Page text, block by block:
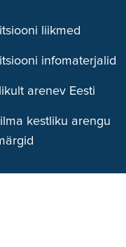
liikmed
infomaterjalid
arenev Eesti
kestliku arengu